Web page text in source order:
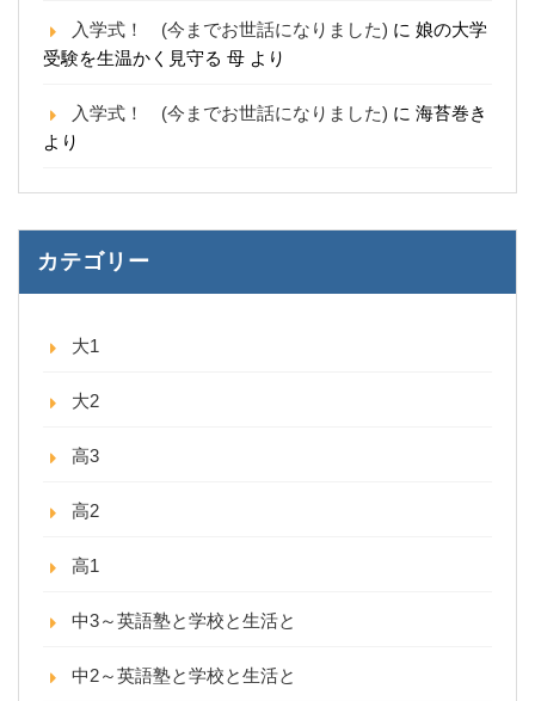
入学式！ (今までお世話になりました) に 娘の大学
受験を生温かく見守る 母 より
入学式！ (今までお世話になりました) に 海苔巻き
より
カテゴリー
大1
大2
高3
高2
高1
中3～英語塾と学校と生活と
中2～英語塾と学校と生活と